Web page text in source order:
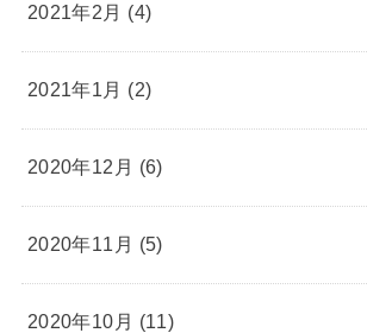
2021年2月 (4)
2021年1月 (2)
2020年12月 (6)
2020年11月 (5)
2020年10月 (11)